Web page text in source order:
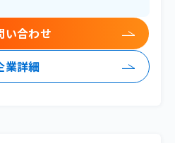
業詳細
い合わせ